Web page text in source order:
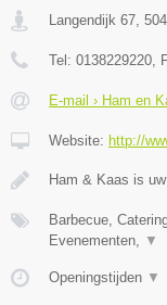
Langendijk 67,
Tel: 0138229220,
E-mail › Ham en
Website: http://
Ham & Kaas is
Barbecue,
Evenementen, ▼
Openingstijden ▼